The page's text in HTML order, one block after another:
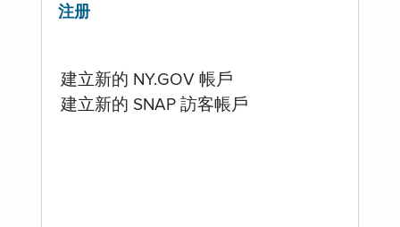
注册
建立新的 NY.GOV 帳戶
建立新的 SNAP 訪客帳戶